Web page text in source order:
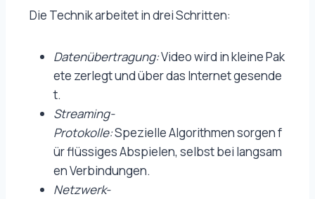
Die Technik arbeitet in drei Schritten:
Datenübertragung:Video wird in kleine Pak
ete zerlegt und über das Internet gesende
t.
Streaming-
Protokolle:Spezielle Algorithmen sorgen f
ür flüssiges Abspielen, selbst bei langsam
en Verbindungen.
Netzwerk-